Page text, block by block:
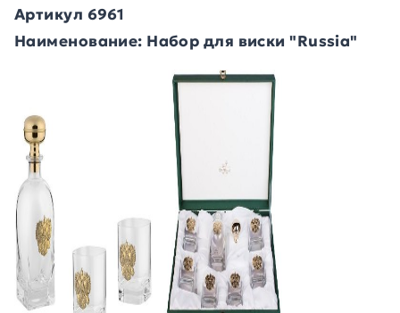
Артикул 6961
Наименование: Набор для виски "Russia"